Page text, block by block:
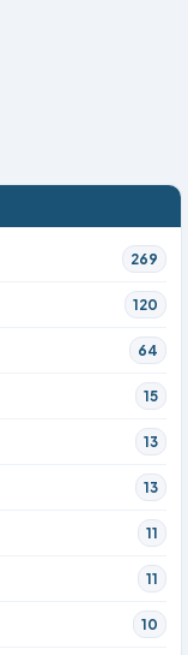
269
120
64
15
13
13
11
11
10